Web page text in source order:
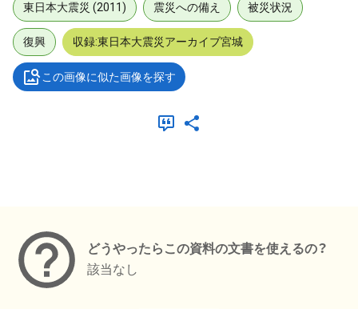
東日本大震災 (2011) 震災への備え 被災状況
復興 収録:東日本大震災アーカイブ宮城
この画像に似た画像を探す
どうやったらこの資料の文書を使えるの？
該当なし